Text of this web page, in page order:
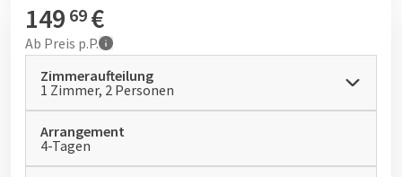
149 69 €
Ab Preis p.P.
Zimmeraufteilung
1 Zimmer, 2 Personen
Arrangement
4-Tagen